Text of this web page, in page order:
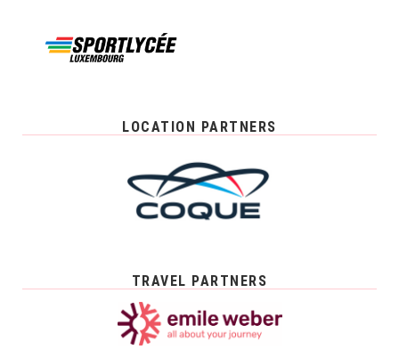
LOCATION PARTNERS
TRAVEL PARTNERS